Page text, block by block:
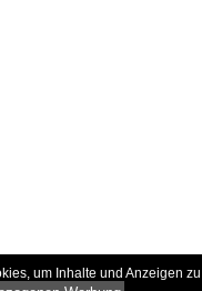
um Inhalte und Anzeigen